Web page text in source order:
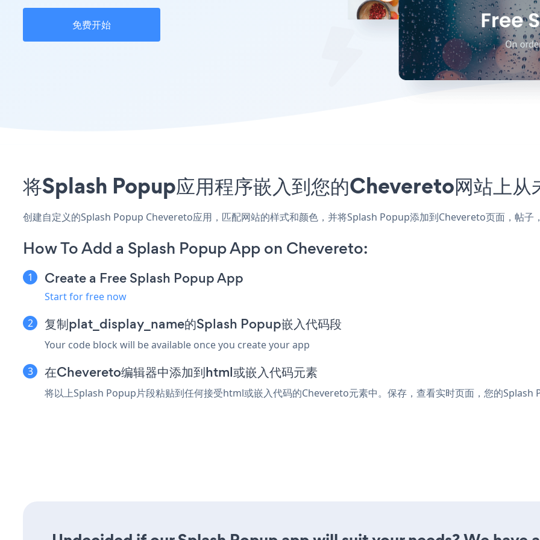
免费开始
将Splash Popup应用程序嵌入到您的Chevereto网站上从
创建自定义的Splash Popup Chevereto应用，匹配网站的样式和颜色，并将Splash Popup添加到Chevereto页面，帖子
How To Add a Splash Popup App on Chevereto:
Create a Free Splash Popup App
Start for free now
复制plat_display_name的Splash Popup嵌入代码段
Your code block will be available once you create your app
在Chevereto编辑器中添加到html或嵌入代码元素
将以上Splash Popup片段粘贴到任何接受html或嵌入代码的Chevereto元素中。保存，查看实时页面，您的Splash